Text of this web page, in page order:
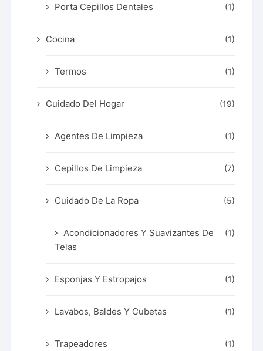
Porta Cepillos Dentales (1)
Cocina (1)
Termos (1)
Cuidado Del Hogar (19)
Agentes De Limpieza (1)
Cepillos De Limpieza (7)
Cuidado De La Ropa (5)
Acondicionadores Y Suavizantes De
Telas
(1)
Esponjas Y Estropajos (1)
Lavabos, Baldes Y Cubetas (1)
Trapeadores (1)